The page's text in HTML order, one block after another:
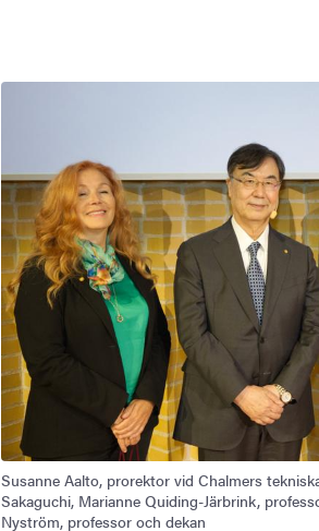
Susanne Aalto, prorektor vid Chalmers
Sakaguchi, Marianne Quiding-Järbrink,
Nyström, professor och dekan